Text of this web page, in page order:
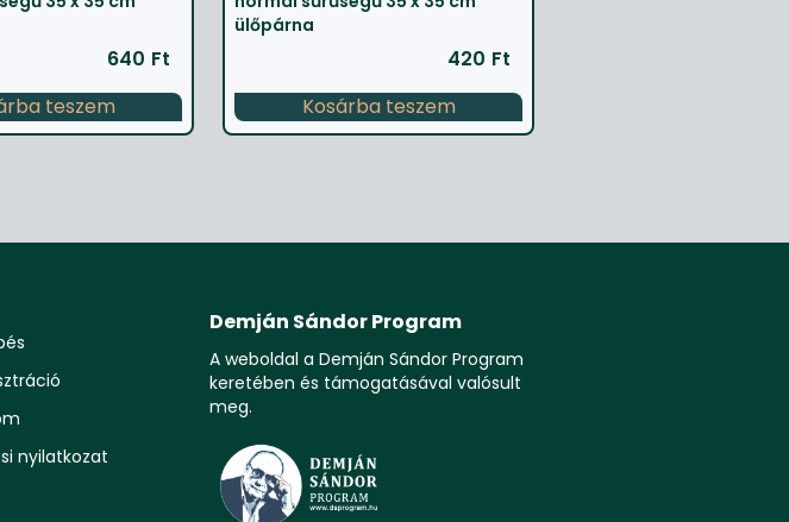
640 Ft
teszem
ülőpárna
420 Ft
Kosárba teszem
nyilatkozat
Demján Sándor Program
A weboldal a Demján Sándor Program
keretében és támogatásával valósult
meg.